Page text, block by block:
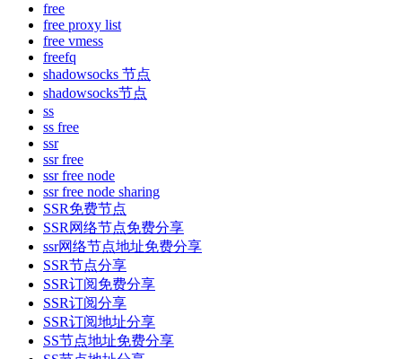
free
free proxy list
free vmess
freefq
shadowsocks 节点
shadowsocks节点
ss
ss free
ssr
ssr free
ssr free node
ssr free node sharing
SSR免费节点
SSR网络节点免费分享
ssr网络节点地址免费分享
SSR节点分享
SSR订阅免费分享
SSR订阅分享
SSR订阅地址分享
SS节点地址免费分享